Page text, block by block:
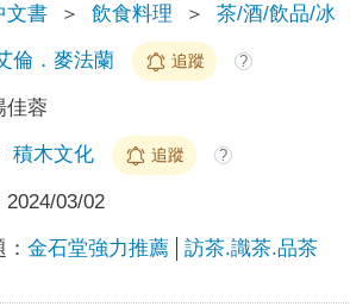
文書 ＞ 飲食料理 ＞ 茶/酒/飲品/冰
倫．麥法蘭 追蹤 ?
佳蓉
積木文化 追蹤 ?
2024/03/02
：金石堂強力推薦 訪茶.識茶.品茶